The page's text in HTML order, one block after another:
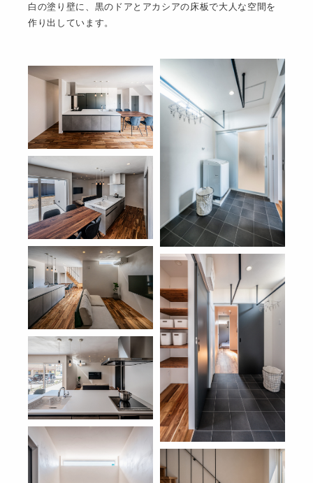
白の塗り壁に、黒のドアとアカシアの床板で大人な空間を
作り出しています。